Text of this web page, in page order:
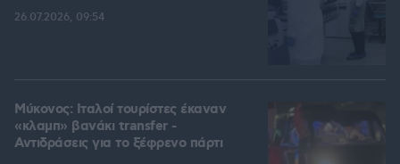
26.07.2026, 09:54
Μύκονος: Ιταλοί τουρίστες έκαναν
«κλαμπ» βανάκι transfer -
Αντιδράσεις για το ξέφρενο πάρτι